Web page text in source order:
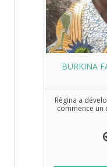
BURKINA
Régina a
commence un